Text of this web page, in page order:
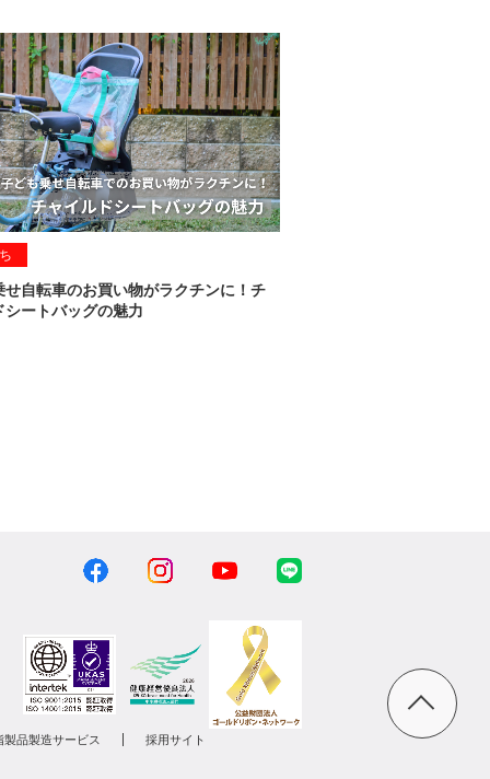
せ自転車のお買い物がラクチンに！チ
シートバッグの魅力
製品製造サービス 採用サイト